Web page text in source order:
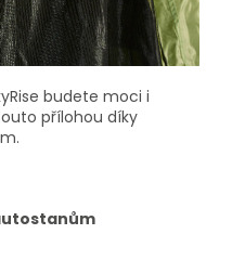
budete moci i
přílohou díky